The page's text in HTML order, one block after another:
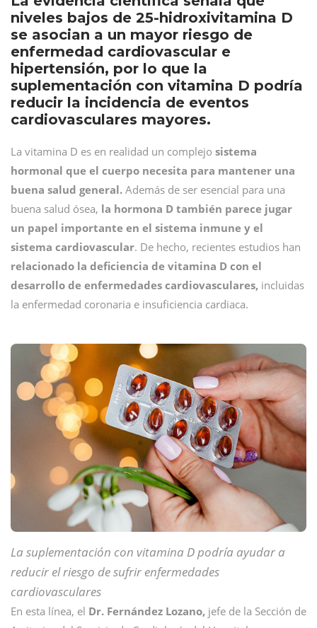
niveles bajos de 25-hidroxivitamina D
se asocian a un mayor riesgo de
enfermedad cardiovascular e
hipertensión, por lo que la
suplementación con vitamina D podría
reducir la incidencia de eventos
cardiovasculares mayores.
La vitamina D es en realidad un complejo sistema
hormonal que el cuerpo necesita para mantener una
buena salud general. Además de ser esencial para una
buena salud ósea, la hormona D también parece jugar
un papel importante en el sistema inmune y el
sistema cardiovascular. De hecho, recientes estudios han
relacionado la deficiencia de vitamina D con el
desarrollo de enfermedades cardiovasculares, incluidas
la enfermedad coronaria e insuficiencia cardiaca.
La suplementación con vitamina D podría ayudar a
reducir el riesgo de sufrir enfermedades
cardiovasculares
En esta línea, el Dr. Fernández Lozano, jefe de la Sección de